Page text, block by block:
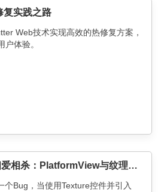
复实践之路
Web技术实现高效的热修复方案，
体验。
Flutter与原生组件的相爱相杀：PlatformView与纹理渲染原理大揭秘！
个Bug，当使用Texture控件并引入